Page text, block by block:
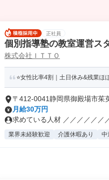
正社員
個別指導塾の教室運営ス
株式会社ＩＴＴＯ
⭐女性比率4割｜土日休み&残業ほ
〒412-0041静岡県御殿場市茱
月給30万円
求めている人材 ／／／／／／
業界未経験歓迎 介護休暇あり 中